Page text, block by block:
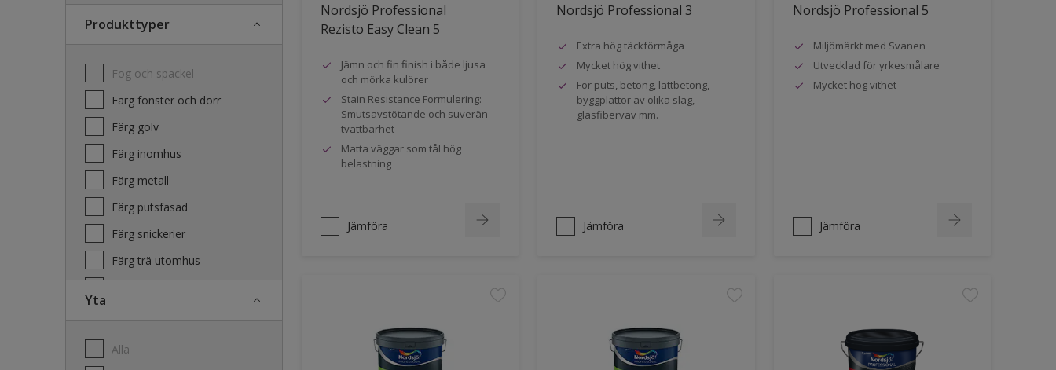
Produkttyper
Fog och spackel
Färg fönster och dörr
Färg golv
Färg inomhus
Färg metall
Färg putsfasad
Färg snickerier
Färg trä utomhus
Yta
Alla
Nordsjö Professional
Rezisto Easy Clean 5
Jämn och fin finish i både ljusa
och mörka kulörer
Stain Resistance Formulering:
Smutsavstötande och suverän
tvättbarhet
Matta väggar som tål hög
belastning
Jämföra
Nordsjö Professional 3
Extra hög täckförmåga
Mycket hög vithet
För puts, betong, lättbetong,
byggplattor av olika slag,
glasfiberväv mm.
Jämföra
Nordsjö Professional 5
Miljömärkt med Svanen
Utvecklad för yrkesmålare
Mycket hög vithet
Jämföra